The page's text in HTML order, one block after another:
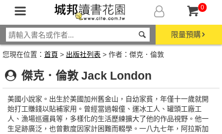
0
限量預購
您現在位置： 首頁 > 出版社列表 > 作者：傑克．倫敦
傑克．倫敦 Jack London
美國小說家。出生於美國加州舊金山，自幼家貧，年僅十一歲就開
始打工賺錢以貼補家用。曾經當過報僮、運冰工人、罐頭工廠工
人、漁場巡邏員等，多樣化的生活歷練擴大了他的作品視野。他一
生足跡廣泛，也曾數度因家計困難而輟學。一八九七年，阿拉斯加